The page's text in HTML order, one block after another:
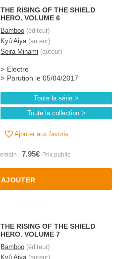
THE RISING OF THE SHIELD
HERO. VOLUME 6
Bamboo (éditeur)
Kyû Aiya(auteur)
Seira Minami (auteur)
Electre
Parution le 05/04/2017
Toute la série
Toute la collection
Ajouter aux favoris
7.95€
AJOUTER
THE RISING OF THE SHIELD
HERO. VOLUME 7
Bamboo (éditeur)
Kyû Aiya (auteur)